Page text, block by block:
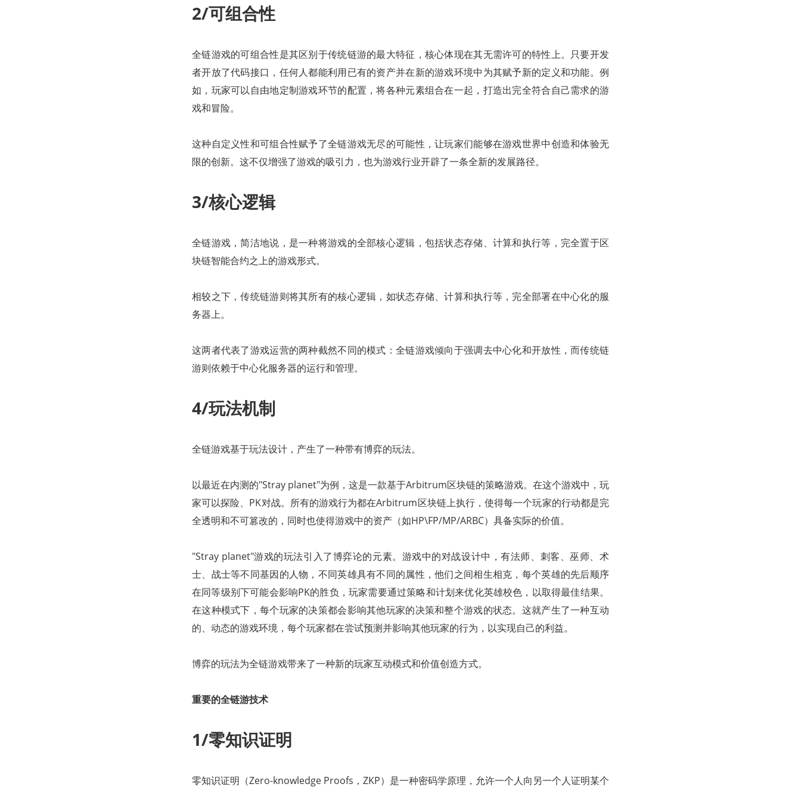
2/可组合性
全链游戏的可组合性是其区别于传统链游的最大特征，核心体现在其无需许可的特性上。只要开发
者开放了代码接口，任何人都能利用已有的资产并在新的游戏环境中为其赋予新的定义和功能。例
如，玩家可以自由地定制游戏环节的配置，将各种元素组合在一起，打造出完全符合自己需求的游
戏和冒险。
这种自定义性和可组合性赋予了全链游戏无尽的可能性，让玩家们能够在游戏世界中创造和体验无
限的创新。这不仅增强了游戏的吸引力，也为游戏行业开辟了一条全新的发展路径。
3/核心逻辑
全链游戏，简洁地说，是一种将游戏的全部核心逻辑，包括状态存储、计算和执行等，完全置于区
块链智能合约之上的游戏形式。
相较之下，传统链游则将其所有的核心逻辑，如状态存储、计算和执行等，完全部署在中心化的服
务器上。
这两者代表了游戏运营的两种截然不同的模式：全链游戏倾向于强调去中心化和开放性，而传统链
游则依赖于中心化服务器的运行和管理。
4/玩法机制
全链游戏基于玩法设计，产生了一种带有博弈的玩法。
以最近在内测的"Stray planet"为例，这是一款基于Arbitrum区块链的策略游戏。在这个游戏中，玩
家可以探险、PK对战。所有的游戏行为都在Arbitrum区块链上执行，使得每一个玩家的行动都是完
全透明和不可篡改的，同时也使得游戏中的资产（如HP\FP/MP/ARBC）具备实际的价值。
"Stray planet"游戏的玩法引入了博弈论的元素。游戏中的对战设计中，有法师、刺客、巫师、术
士、战士等不同基因的人物，不同英雄具有不同的属性，他们之间相生相克，每个英雄的先后顺序
在同等级别下可能会影响PK的胜负，玩家需要通过策略和计划来优化英雄校色，以取得最佳结果。
在这种模式下，每个玩家的决策都会影响其他玩家的决策和整个游戏的状态。这就产生了一种互动
的、动态的游戏环境，每个玩家都在尝试预测并影响其他玩家的行为，以实现自己的利益。
博弈的玩法为全链游戏带来了一种新的玩家互动模式和价值创造方式。
重要的全链游技术
1/零知识证明
零知识证明（Zero-knowledge Proofs，ZKP）是一种密码学原理，允许一个人向另一个人证明某个